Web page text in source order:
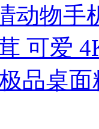
动物手